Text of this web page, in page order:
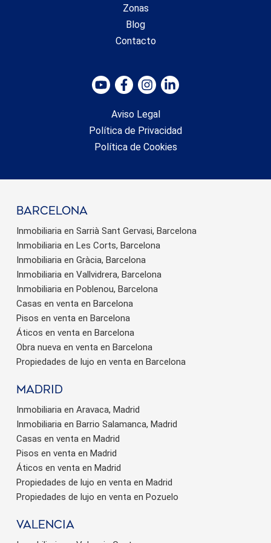
Zonas
Blog
Contacto
Aviso Legal
Política de Privacidad
Política de Cookies
barcelona
Inmobiliaria en Sarrià Sant Gervasi, Barcelona
Inmobiliaria en Les Corts, Barcelona
Inmobiliaria en Gràcia, Barcelona
Inmobiliaria en Vallvidrera, Barcelona
Inmobiliaria en Poblenou, Barcelona
Casas en venta en Barcelona
Pisos en venta en Barcelona
Áticos en venta en Barcelona
Obra nueva en venta en Barcelona
Propiedades de lujo en venta en Barcelona
Madrid
Inmobiliaria en Aravaca, Madrid
Inmobiliaria en Barrio Salamanca, Madrid
Casas en venta en Madrid
Pisos en venta en Madrid
Áticos en venta en Madrid
Propiedades de lujo en venta en Madrid
Propiedades de lujo en venta en Pozuelo
valencia